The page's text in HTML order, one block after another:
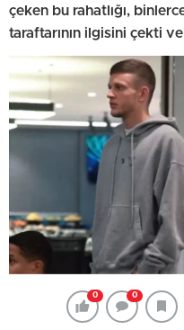
çeken bu rahatlığı,
taraftarının ilgisini çekti
0 0